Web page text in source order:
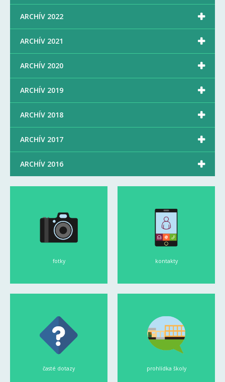
ARCHÍV 2022 
ARCHÍV 2021 
ARCHÍV 2020 
ARCHÍV 2019 
ARCHÍV 2018 
ARCHÍV 2017 
ARCHÍV 2016 
fotky kontakty
časté dotazy prohlídka školy